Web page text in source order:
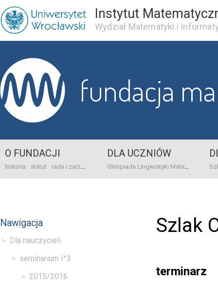
Instytut
Wydział Matematyki i
fundacja
O FUNDACJI
historia statut rada i zarząd dane bankowo-adresowe kontakt
DLA UCZNIÓW
Olimpiada Lingwistyki Matematycznej
Nawigacja
Dla nauczycieli
seminarium I^3
2015/2016
Szlak
terminarz